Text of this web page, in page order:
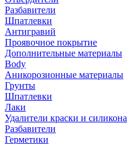
Разбавители
Шпатлевки
Антигравий
Проявочное покрытие
Дополнительные материалы
Body
Аникорозионные материалы
Грунты
Шпатлевки
Лаки
Удалители краски и силикона
Разбавители
Герметики